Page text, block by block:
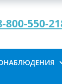
800-550-